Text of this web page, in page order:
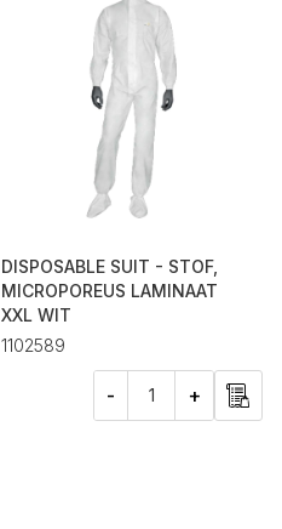
DISPOSABLE SUIT - STOF,
MICROPOREUS LAMINAAT
XXL WIT
1102589
- +